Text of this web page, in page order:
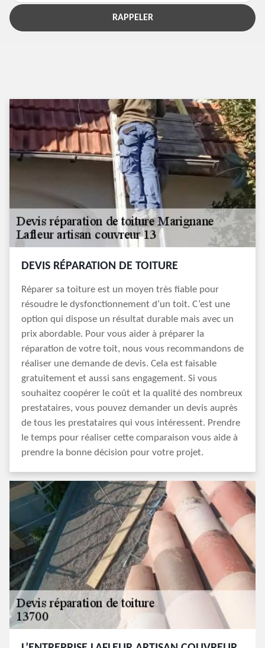
DEVIS RÉPARATION DE TOITURE
Réparer sa toiture est un moyen très fiable pour
résoudre le dysfonctionnement d’un toit. C’est une
option qui dispose un résultat durable mais avec un
prix abordable. Pour vous aider à préparer la
réparation de votre toit, nous vous recommandons de
réaliser une demande de devis. Cela est faisable
gratuitement et aussi sans engagement. Si vous
souhaitez coopérer le coût et la qualité des nombreux
prestataires, vous pouvez demander un devis auprès
de tous les prestataires qui vous intéressent. Prendre
le temps pour réaliser cette comparaison vous aide à
prendre la bonne décision pour votre projet.